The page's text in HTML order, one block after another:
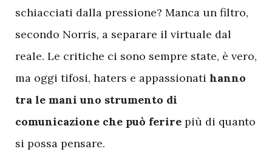
schiacciati dalla pressione? Manca un filtro,
secondo Norris, a separare il virtuale dal
reale. Le critiche ci sono sempre state, è vero,
ma oggi tifosi, haters e appassionati hanno
tra le mani uno strumento di
comunicazione che può ferire più di quanto
si possa pensare.